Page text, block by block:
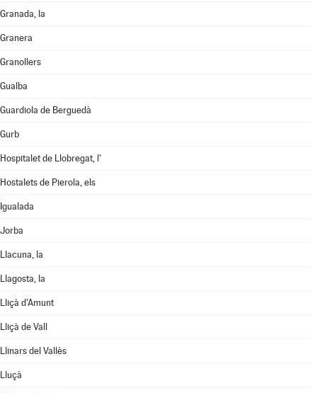
Granada, la
Granera
Granollers
Gualba
Guardiola de Berguedà
Gurb
Hospitalet de Llobregat, l'
Hostalets de Pierola, els
Igualada
Jorba
Llacuna, la
Llagosta, la
Lliçà d'Amunt
Lliçà de Vall
Llinars del Vallès
Lluçà